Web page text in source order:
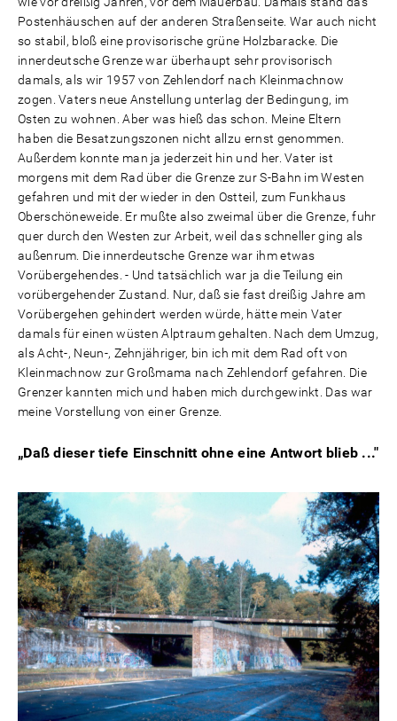
Postenhäuschen auf der anderen Straßenseite. War auch nicht
so stabil, bloß eine provisorische grüne Holzbaracke. Die
innerdeutsche Grenze war überhaupt sehr provisorisch
damals, als wir 1957 von Zehlendorf nach Kleinmachnow
zogen. Vaters neue Anstellung unterlag der Bedingung, im
Osten zu wohnen. Aber was hieß das schon. Meine Eltern
haben die Besatzungszonen nicht allzu ernst genommen.
Außerdem konnte man ja jederzeit hin und her. Vater ist
morgens mit dem Rad über die Grenze zur S-Bahn im Westen
gefahren und mit der wieder in den Ostteil, zum Funkhaus
Oberschöneweide. Er mußte also zweimal über die Grenze, fuhr
quer durch den Westen zur Arbeit, weil das schneller ging als
außenrum. Die innerdeutsche Grenze war ihm etwas
Vorübergehendes. - Und tatsächlich war ja die Teilung ein
vorübergehender Zustand. Nur, daß sie fast dreißig Jahre am
Vorübergehen gehindert werden würde, hätte mein Vater
damals für einen wüsten Alptraum gehalten. Nach dem Umzug,
als Acht-, Neun-, Zehnjähriger, bin ich mit dem Rad oft von
Kleinmachnow zur Großmama nach Zehlendorf gefahren. Die
Grenzer kannten mich und haben mich durchgewinkt. Das war
meine Vorstellung von einer Grenze.
„Daß dieser tiefe Einschnitt ohne eine Antwort blieb ..."